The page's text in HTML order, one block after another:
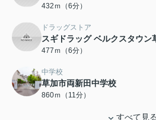
432ｍ（6分）
ドラッグストア
スギドラッグ ベルクスタウン
477ｍ（6分）
中学校
草加市両新田中学校
860ｍ（11分）
すべて見る